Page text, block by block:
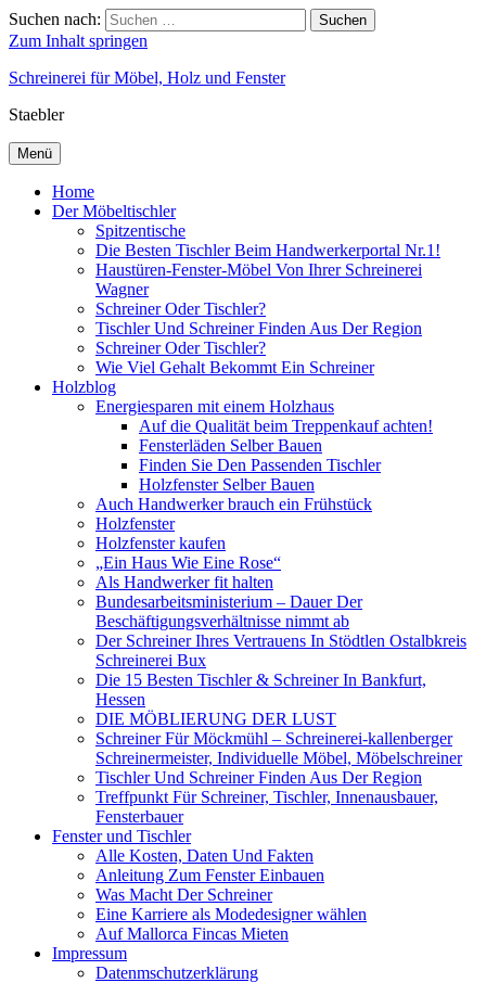
Suchen nach: Suchen
Zum Inhalt springen
Schreinerei für Möbel, Holz und Fenster
Staebler
Menü
Home
Der Möbeltischler
Spitzentische
Die Besten Tischler Beim Handwerkerportal Nr.1!
Haustüren-Fenster-Möbel Von Ihrer Schreinerei
Wagner
Schreiner Oder Tischler?
Tischler Und Schreiner Finden Aus Der Region
Schreiner Oder Tischler?
Wie Viel Gehalt Bekommt Ein Schreiner
Holzblog
Energiesparen mit einem Holzhaus
Auf die Qualität beim Treppenkauf achten!
Fensterläden Selber Bauen
Finden Sie Den Passenden Tischler
Holzfenster Selber Bauen
Auch Handwerker brauch ein Frühstück
Holzfenster
Holzfenster kaufen
„Ein Haus Wie Eine Rose“
Als Handwerker fit halten
Bundesarbeitsministerium – Dauer Der
Beschäftigungsverhältnisse nimmt ab
Der Schreiner Ihres Vertrauens In Stödtlen Ostalbkreis
Schreinerei Bux
Die 15 Besten Tischler & Schreiner In Bankfurt,
Hessen
DIE MÖBLIERUNG DER LUST
Schreiner Für Möckmühl – Schreinerei-kallenberger
Schreinermeister, Individuelle Möbel, Möbelschreiner
Tischler Und Schreiner Finden Aus Der Region
Treffpunkt Für Schreiner, Tischler, Innenausbauer,
Fensterbauer
Fenster und Tischler
Alle Kosten, Daten Und Fakten
Anleitung Zum Fenster Einbauen
Was Macht Der Schreiner
Eine Karriere als Modedesigner wählen
Auf Mallorca Fincas Mieten
Impressum
Datenmschutzerklärung